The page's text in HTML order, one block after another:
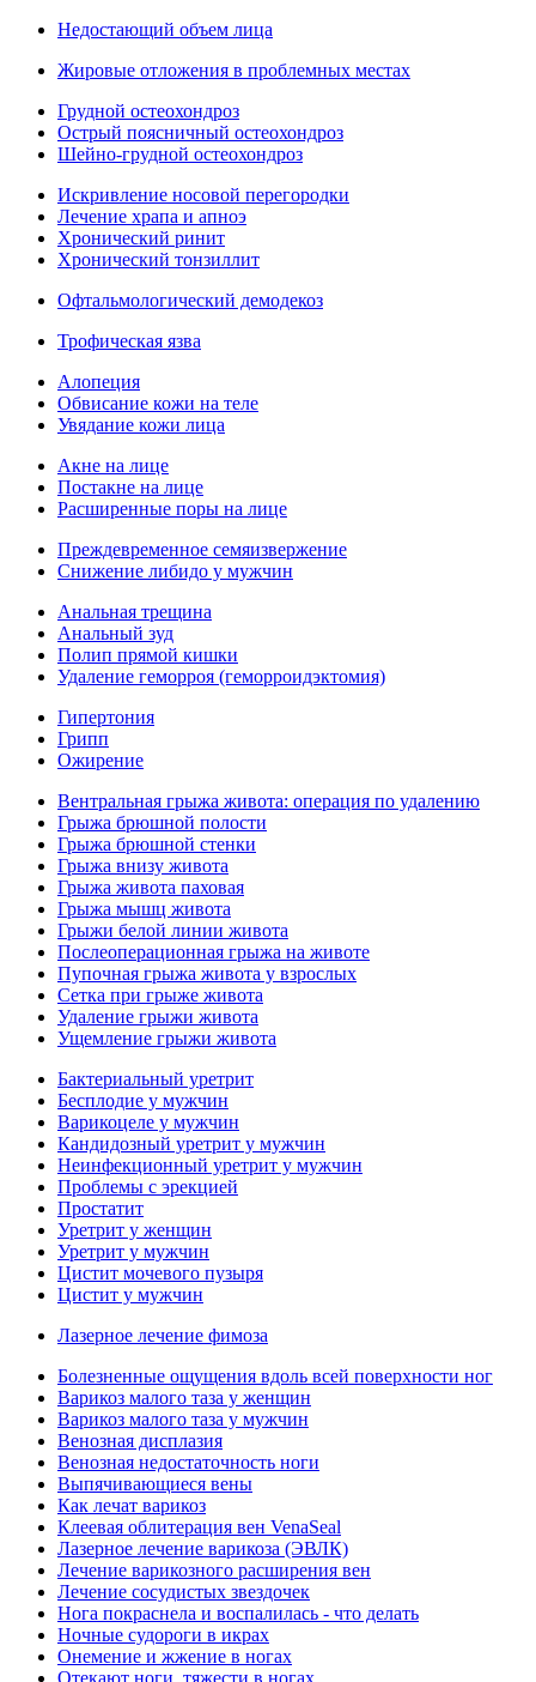
Недостающий объем лица
Жировые отложения в проблемных местах
Грудной остеохондроз
Острый поясничный остеохондроз
Шейно-грудной остеохондроз
Искривление носовой перегородки
Лечение храпа и апноэ
Хронический ринит
Хронический тонзиллит
Офтальмологический демодекоз
Трофическая язва
Алопеция
Обвисание кожи на теле
Увядание кожи лица
Акне на лице
Постакне на лице
Расширенные поры на лице
Преждевременное семяизвержение
Снижение либидо у мужчин
Анальная трещина
Анальный зуд
Полип прямой кишки
Удаление геморроя (геморроидэктомия)
Гипертония
Грипп
Ожирение
Вентральная грыжа живота: операция по удалению
Грыжа брюшной полости
Грыжа брюшной стенки
Грыжа внизу живота
Грыжа живота паховая
Грыжа мышц живота
Грыжи белой линии живота
Послеоперационная грыжа на животе
Пупочная грыжа живота у взрослых
Сетка при грыже живота
Удаление грыжи живота
Ущемление грыжи живота
Бактериальный уретрит
Бесплодие у мужчин
Варикоцеле у мужчин
Кандидозный уретрит у мужчин
Неинфекционный уретрит у мужчин
Проблемы с эрекцией
Простатит
Уретрит у женщин
Уретрит у мужчин
Цистит мочевого пузыря
Цистит у мужчин
Лазерное лечение фимоза
Болезненные ощущения вдоль всей поверхности ног
Варикоз малого таза у женщин
Варикоз малого таза у мужчин
Венозная дисплазия
Венозная недостаточность ноги
Выпячивающиеся вены
Как лечат варикоз
Клеевая облитерация вен VenaSeal
Лазерное лечение варикоза (ЭВЛК)
Лечение варикозного расширения вен
Лечение сосудистых звездочек
Нога покраснела и воспалилась - что делать
Ночные судороги в икрах
Онемение и жжение в ногах
Отекают ноги, тяжести в ногах